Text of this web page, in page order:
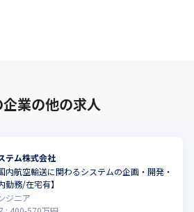
環境
ウドサービス戦略、企画の立案や、専
くことが可能です。
企業の他の求人
テム株式会社
内航空輸送に関わるシステムの企画・開発・
勤務/在宅有】
ジニア